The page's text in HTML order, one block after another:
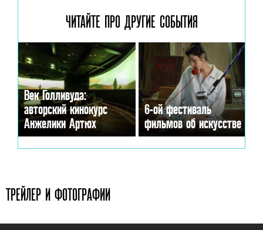
ЧИТАЙТЕ ПРО ДРУГИЕ СОБЫТИЯ
Век Голливуда:
авторский кинокурс
Анжелики Артюх
6-ой фестиваль
фильмов об искусстве
ТРЕЙЛЕР И ФОТОГРАФИИ